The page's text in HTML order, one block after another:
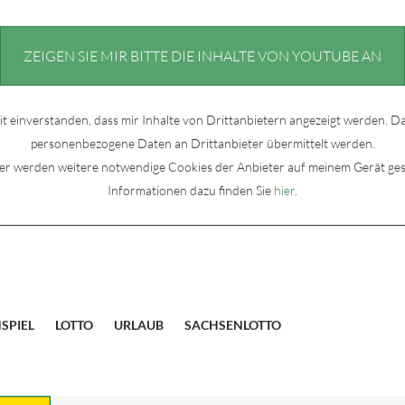
ZEIGEN SIE MIR BITTE DIE INHALTE VON YOUTUBE AN
einverstanden, dass mir Inhalte von Drittanbietern angezeigt werden.
personenbezogene Daten an Drittanbieter übermittelt werden.
werden weitere notwendige Cookies der Anbieter auf meinem Gerät
Informationen dazu finden Sie hier.
LOTTO URLAUB SACHSENLOTTO